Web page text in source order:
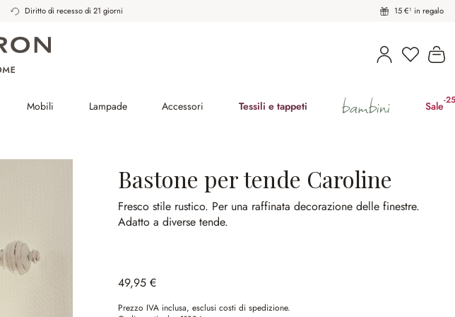
Diritto di recesso di 21 giorni 15 €¹ in regalo
Hai 0 Il
Mobili Lampade Accessori Tessili e tappeti bambini Sale-
Bastone per tende Caroline
Fresco stile rustico. Per una raffinata decorazione delle finestre.
Adatto a diverse tende.
49,95 €
Prezzo IVA inclusa, esclusi costi di spedizione.